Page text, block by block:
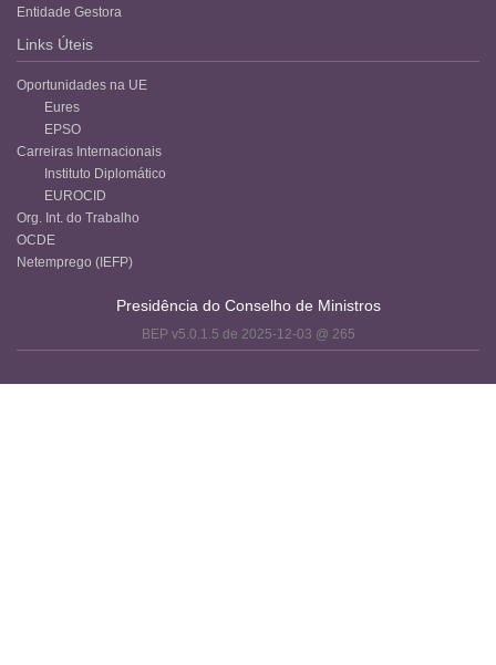
Entidade Gestora
Links Úteis
Oportunidades na UE
Eures
EPSO
Carreiras Internacionais
Instituto Diplomático
EUROCID
Org. Int. do Trabalho
OCDE
Netemprego (IEFP)
Presidência do Conselho de Ministros
BEP v5.0.1.5 de 2025-12-03 @ 265